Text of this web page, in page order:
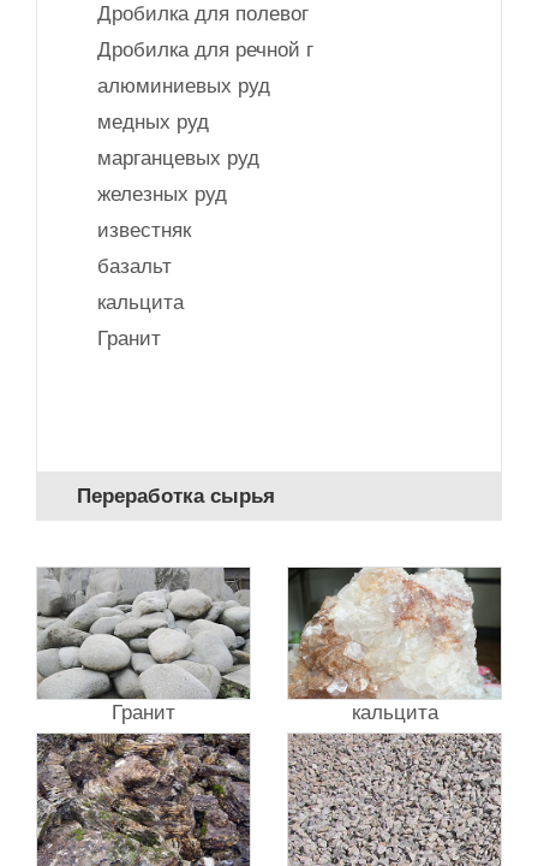
Дробилка для полевог
Дробилка для речной г
алюминиевых руд
медных руд
марганцевых руд
железных руд
известняк
базальт
кальцита
Гранит
Переработка сырья
Гранит кальцита